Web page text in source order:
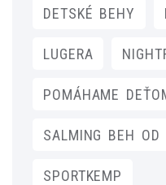
DETSKÉ BEHY
LUGERA
POMÁHAME
SALMING BEH OD
SPORTKEMP